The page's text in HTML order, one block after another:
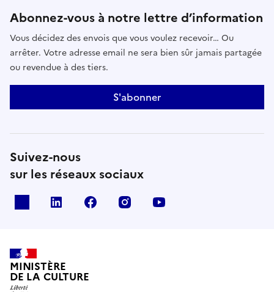
Abonnez-vous à notre lettre d’information
Vous décidez des envois que vous voulez recevoir… Ou
arrêter. Votre adresse email ne sera bien sûr jamais partagée
ou revendue à des tiers.
S'abonner
Suivez-nous
sur les réseaux sociaux
linkedin facebook instagram
MINISTÈRE
DE LA CULTURE